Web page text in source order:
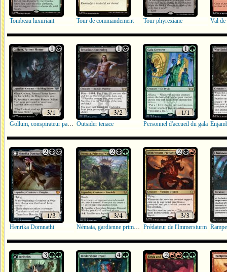
Tombeau luxuriant Tour de commandement Tour phyrexiane Val de
Gollum, conspirateur patient Outsider tenace Personnel d'accueil du gala
Henrika Domnathi Némata, gardienne primitive Prédateur de l'Immersturm